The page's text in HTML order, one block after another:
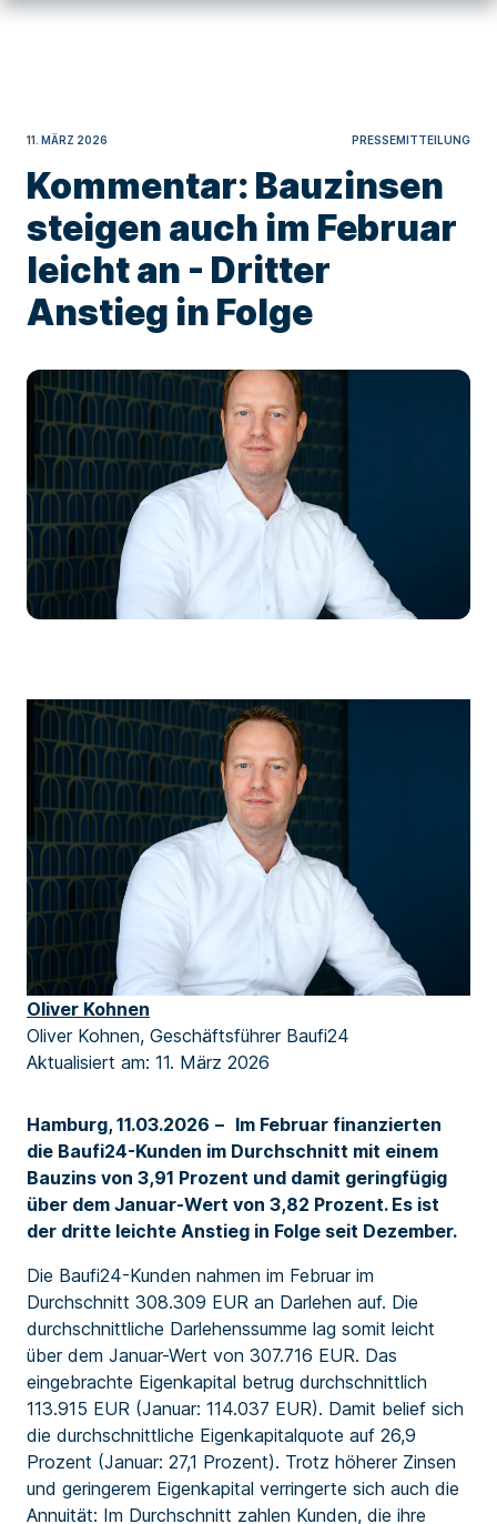
11. MÄRZ 2026 PRESSEMITTEILUNG
Kommentar: Bauzinsen
steigen auch im Februar
leicht an - Dritter
Anstieg in Folge
Oliver Kohnen
Oliver Kohnen, Geschäftsführer Baufi24
Aktualisiert am: 11. März 2026
Hamburg, 11.03.2026 – Im Februar finanzierten
die Baufi24-Kunden im Durchschnitt mit einem
Bauzins von 3,91 Prozent und damit geringfügig
über dem Januar-Wert von 3,82 Prozent. Es ist
der dritte leichte Anstieg in Folge seit Dezember.
Die Baufi24-Kunden nahmen im Februar im
Durchschnitt 308.309 EUR an Darlehen auf. Die
durchschnittliche Darlehenssumme lag somit leicht
über dem Januar-Wert von 307.716 EUR. Das
eingebrachte Eigenkapital betrug durchschnittlich
113.915 EUR (Januar: 114.037 EUR). Damit belief sich
die durchschnittliche Eigenkapitalquote auf 26,9
Prozent (Januar: 27,1 Prozent). Trotz höherer Zinsen
und geringerem Eigenkapital verringerte sich auch die
Annuität: Im Durchschnitt zahlen Kunden, die ihre